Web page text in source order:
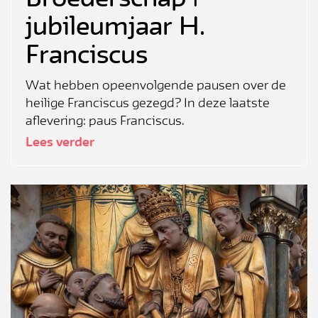
jubileumjaar H.
Franciscus
Wat hebben opeenvolgende pausen over de
heilige Franciscus gezegd? In deze laatste
aflevering: paus Franciscus.
Lees verder
mis niets
Inschrijven
× Deze popup niet meer weergeven